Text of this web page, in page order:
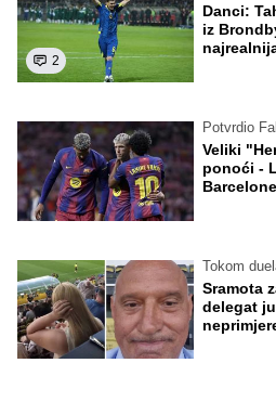
2
Danci:
iz
Potvrdio
Veliki
ponoći -
Tokom
Sramota
delegat